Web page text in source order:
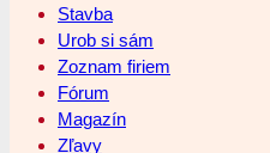
Stavba
Urob si sám
Zoznam firiem
Fórum
Magazín
Zľavy